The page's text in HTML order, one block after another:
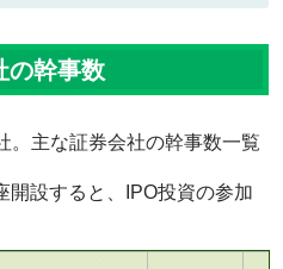
の幹事数
。主な証券会社の幹事数一覧
開設すると、IPO投資の参加